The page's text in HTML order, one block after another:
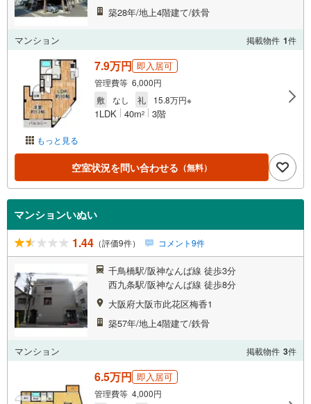
築28年/地上4階建て/鉄骨
マンション 掲載物件 1件
もっと見る
7.9万円 即入居可
管理費等 6,000円
敷
なし 礼 15.8万円※
1LDK 40m2 3階
空室状況を問い合わせる （無料）
マンションいぬい
1.44 （評価9件） コメント9件
千鳥橋駅/阪神なんば線 徒歩3分
西九条駅/阪神なんば線 徒歩8分
大阪府大阪市此花区梅香1
築57年/地上4階建て/鉄骨
マンション 掲載物件 3件
6.5万円 即入居可
管理費等 4,000円